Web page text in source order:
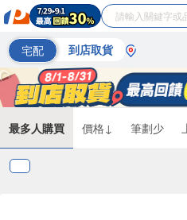
宅配 到店取貨
最多人購買 價格↓ 筆劃少